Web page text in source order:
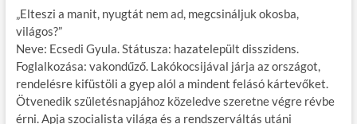
„Elteszi a manit, nyugtát nem ad, megcsináljuk okosba,
világos?”
Neve: Ecsedi Gyula. Státusza: hazatelepült disszidens.
Foglalkozása: vakondűző. Lakókocsijával járja az országot,
rendelésre kifüstöli a gyep alól a mindent felásó kártevőket.
Ötvenedik születésnapjához közeledve szeretne végre révbe
érni. Apja szocialista világa és a rendszerváltás utáni